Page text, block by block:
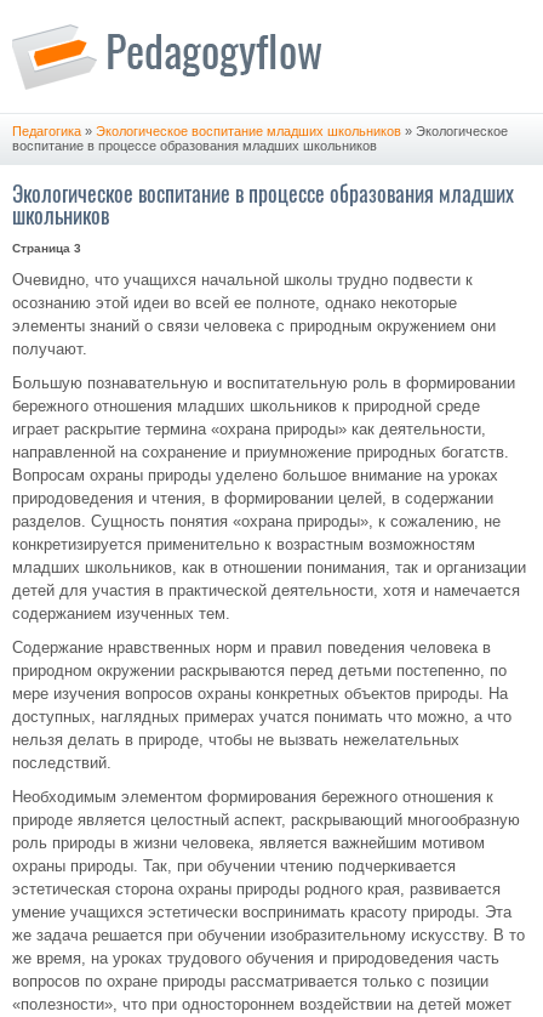
Педагогика » Экологическое воспитание младших школьников » Экологическое
воспитание в процессе образования младших школьников
Экологическое воспитание в процессе образования младших
школьников
Страница 3
Очевидно, что учащихся начальной школы трудно подвести к
осознанию этой идеи во всей ее полноте, однако некоторые
элементы знаний о связи человека с природным окружением они
получают.
Большую познавательную и воспитательную роль в формировании
бережного отношения младших школьников к природной среде
играет раскрытие термина «охрана природы» как деятельности,
направленной на сохранение и приумножение природных богатств.
Вопросам охраны природы уделено большое внимание на уроках
природоведения и чтения, в формировании целей, в содержании
разделов. Сущность понятия «охрана природы», к сожалению, не
конкретизируется применительно к возрастным возможностям
младших школьников, как в отношении понимания, так и организации
детей для участия в практической деятельности, хотя и намечается
содержанием изученных тем.
Содержание нравственных норм и правил поведения человека в
природном окружении раскрываются перед детьми постепенно, по
мере изучения вопросов охраны конкретных объектов природы. На
доступных, наглядных примерах учатся понимать что можно, а что
нельзя делать в природе, чтобы не вызвать нежелательных
последствий.
Необходимым элементом формирования бережного отношения к
природе является целостный аспект, раскрывающий многообразную
роль природы в жизни человека, является важнейшим мотивом
охраны природы. Так, при обучении чтению подчеркивается
эстетическая сторона охраны природы родного края, развивается
умение учащихся эстетически воспринимать красоту природы. Эта
же задача решается при обучении изобразительному искусству. В то
же время, на уроках трудового обучения и природоведения часть
вопросов по охране природы рассматривается только с позиции
«полезности», что при одностороннем воздействии на детей может